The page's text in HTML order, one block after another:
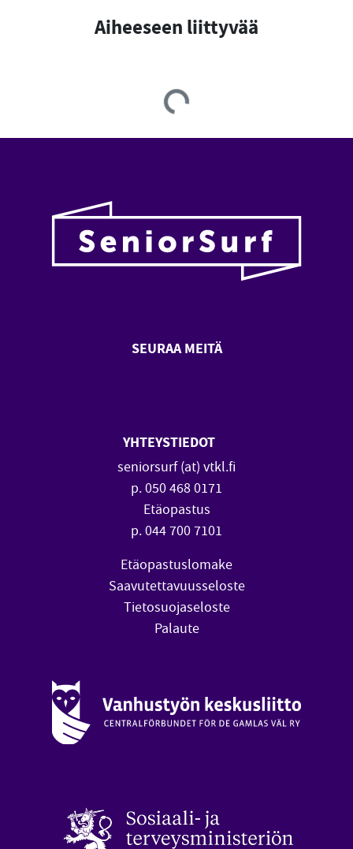
Aiheeseen liittyvää
Loading...
SEURAA MEITÄ
YHTEYSTIEDOT
seniorsurf (at) vtkl.fi
p. 050 468 0171
Etäopastus
p. 044 700 7101
Etäopastuslomake
Saavutettavuusseloste
Tietosuojaseloste
Palaute